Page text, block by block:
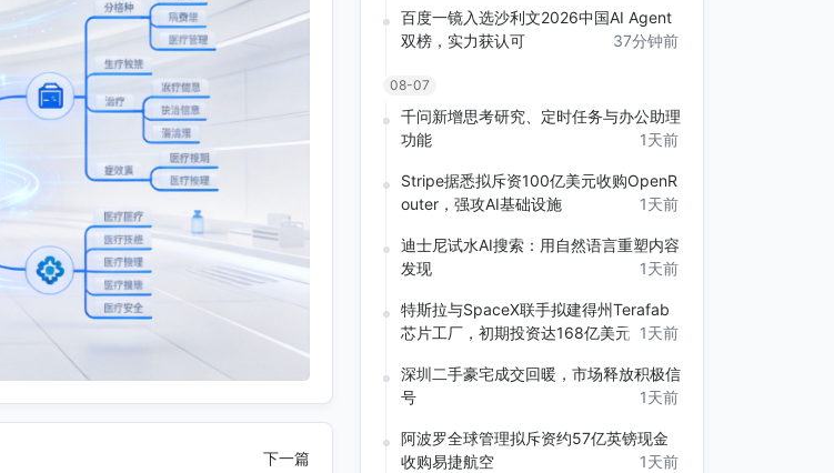
下一篇
37分钟前
百度一镜入选沙利文2026中国AI Agent
双榜，实力获认可
08-07
1天前
千问新增思考研究、定时任务与办公助理
功能
1天前
Stripe据悉拟斥资100亿美元收购OpenR
outer，强攻AI基础设施
1天前
迪士尼试水AI搜索：用自然语言重塑内容
发现
1天前
特斯拉与SpaceX联手拟建得州Terafab
芯片工厂，初期投资达168亿美元
1天前
深圳二手豪宅成交回暖，市场释放积极信
号
1天前
阿波罗全球管理拟斥资约57亿英镑现金
收购易捷航空